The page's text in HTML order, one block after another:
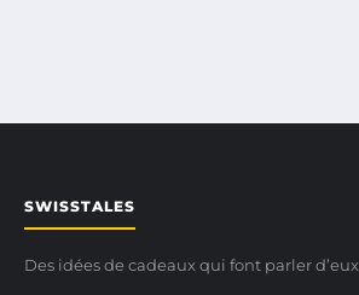
SWISSTALES
Des idées de cadeaux qui font parler d’eux